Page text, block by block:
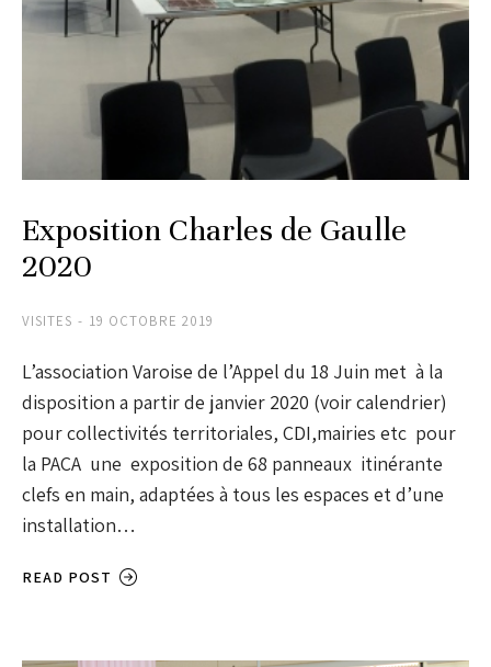
Exposition Charles de Gaulle
2020
VISITES 19 OCTOBRE 2019
L’association Varoise de l’Appel du 18 Juin met à la
disposition a partir de janvier 2020 (voir calendrier)
pour collectivités territoriales, CDI,mairies etc pour
la PACA une exposition de 68 panneaux itinérante
clefs en main, adaptées à tous les espaces et d’une
installation…
READ POST